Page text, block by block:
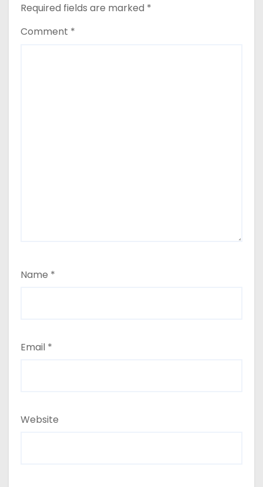
Required fields are marked *
Comment *
Name *
Email *
Website